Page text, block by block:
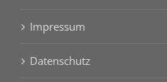
Impressum
Datenschutz